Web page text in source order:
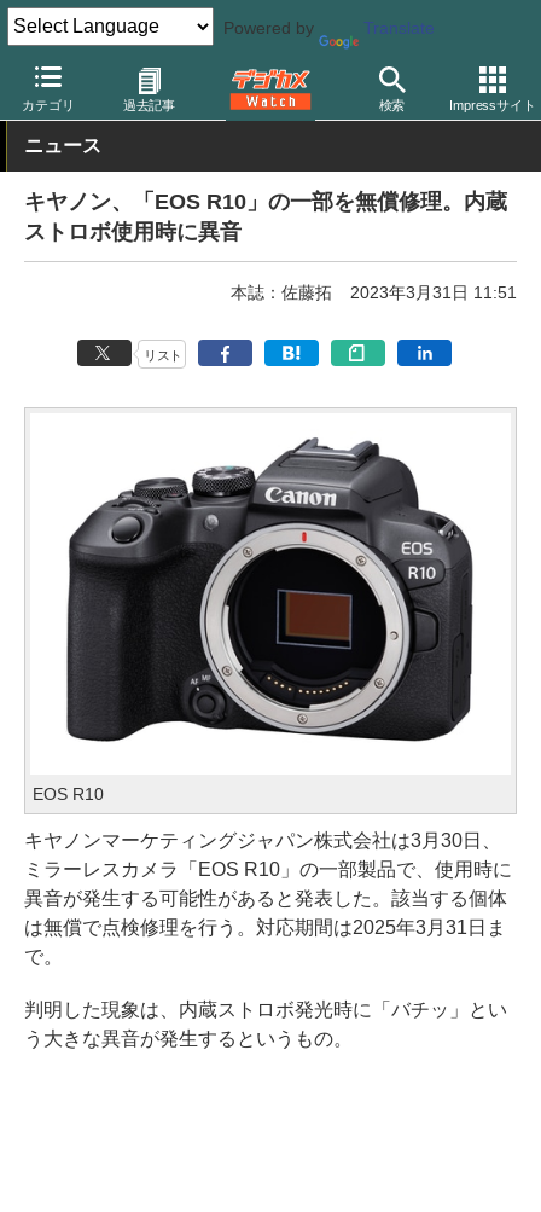
Powered by Translate
カテゴリ 過去記事 検索 Impressサイト
デジカメ Watch カメラ ミラーレスカメラ キヤノン
ニュース
キヤノン、「EOS R10」の一部を無償修理。内蔵
ストロボ使用時に異音
本誌：佐藤拓 2023年3月31日 11:51
リスト
EOS R10
キヤノンマーケティングジャパン株式会社は3月30日、
ミラーレスカメラ「EOS R10」の一部製品で、使用時に
異音が発生する可能性があると発表した。該当する個体
は無償で点検修理を行う。対応期間は2025年3月31日ま
で。
判明した現象は、内蔵ストロボ発光時に「バチッ」とい
う大きな異音が発生するというもの。